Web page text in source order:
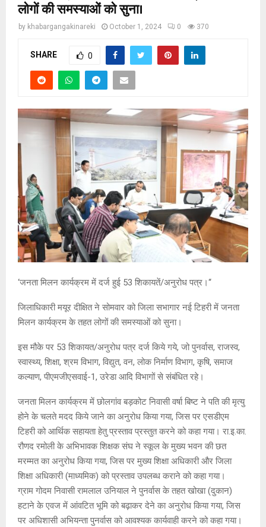
लोगों की समस्याओं को सुना।
by khabargangakinareki October 1, 2024 0 370
SHARE 0
‘जनता मिलन कार्यक्रम में दर्ज हुई 53 शिकायतें/अनुरोध पत्र।‘‘
जिलाधिकारी मयूर दीक्षित ने सोमवार को जिला सभागार नई टिहरी में जनता
मिलन कार्यक्रम के तहत लोगों की समस्याओं को सुना।
इस मौके पर 53 शिकायत/अनुरोध पत्र दर्ज किये गये, जो पुनर्वास, राजस्व,
स्वास्थ्य, शिक्षा, श्रम विभाग, विद्युत, वन, लोक निर्माण विभाग, कृषि, समाज
कल्याण, पीएमजीएसवाई-1, उरेडा आदि विभागों से संबंधित रहे।
जनता मिलन कार्यक्रम में छोलगांव बड़कोट निवासी वर्षा बिष्ट ने पति की मृत्यु
होने के चलते मदद किये जाने का अनुरोध किया गया, जिस पर एसडीएम
टिहरी को आर्थिक सहायता हेतु प्रस्ताव प्रस्तुत करने को कहा गया। रा.इ.का.
रौणद रमोली के अभिभावक शिक्षक संघ ने स्कूल के मुख्य भवन की छत
मरम्मत का अनुरोध किया गया, जिस पर मुख्य शिक्षा अधिकारी और जिला
शिक्षा अधिकारी (माध्यमिक) को प्रस्ताव उपलब्ध कराने को कहा गया।
ग्राम गोदम निवासी रामलाल उनियाल ने पुनर्वास के तहत खोखा (दुकान)
हटाने के एवज में आंवटित भूमि को बढ़ाकर देने का अनुरोध किया गया, जिस
पर अधिशासी अभियन्ता पुनर्वास को आवश्यक कार्यवाही करने को कहा गया।